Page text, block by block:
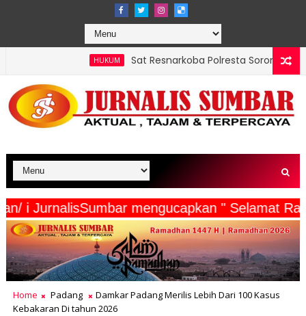
Sat Resnarkoba Polresta Sorong Kota Tertibkan
i JurnalisSumbar mengucapkan "
Home Padang
Damkar Padang Merilis Lebih Dari 100 Kasus
Kebakaran Di tahun 2026